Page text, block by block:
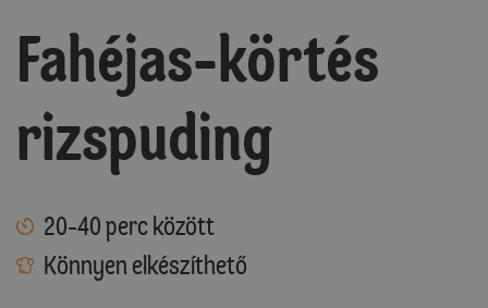
Fahéjas-körtés
rizspuding
20-40 perc között
Könnyen elkészíthető